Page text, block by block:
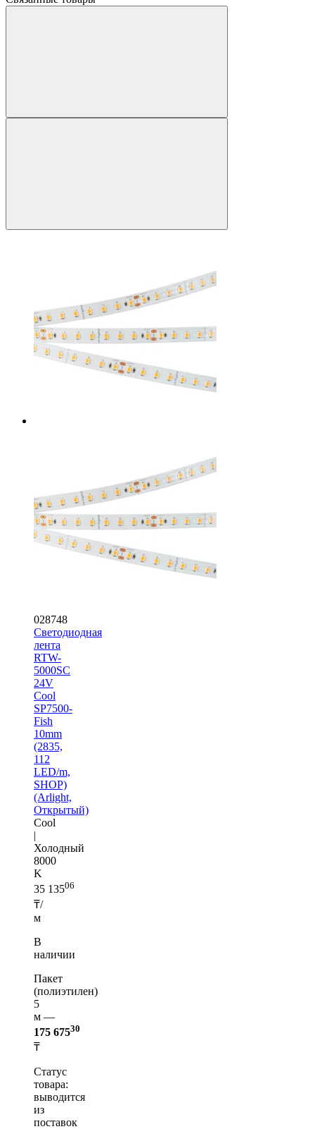
028748
Светодиодная
лента
RTW-
5000SC
24V
Cool
SP7500-
Fish
10mm
(2835,
112
LED/m,
SHOP)
(Arlight,
Открытый)
Cool
|
Холодный
8000
K
35 13506
₸/
м
В
наличии
Пакет
(полиэтилен)
5
м —
175 67530
₸
Статус
товара:
выводится
из
поставок